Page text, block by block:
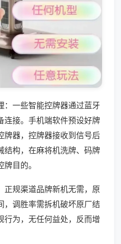
：一些智能控牌器通过蓝牙
连接。手机端软件预设好牌
牌器，控牌器接收到信号后
结构，在麻将机洗牌、码牌
目的。
正规渠道品牌新机无需，原
，调胜率需拆机破坏原厂结
行为，无任何益处，反而增